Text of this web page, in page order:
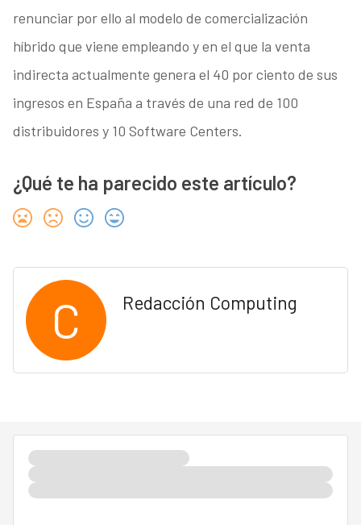
renunciar por ello al modelo de comercialización
híbrido que viene empleando y en el que la venta
indirecta actualmente genera el 40 por ciento de sus
ingresos en España a través de una red de 100
distribuidores y 10 Software Centers.
¿Qué te ha parecido este artículo?
C Redacción Computing